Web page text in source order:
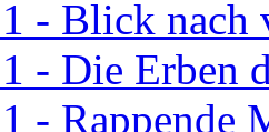
- Blick nach
- Die Erben
- Rappende